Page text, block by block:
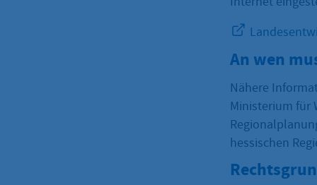
An wen
Nähere
Ministerium für
hessischen